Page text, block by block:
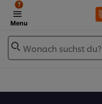
Menu
?
Wonach suchst du?